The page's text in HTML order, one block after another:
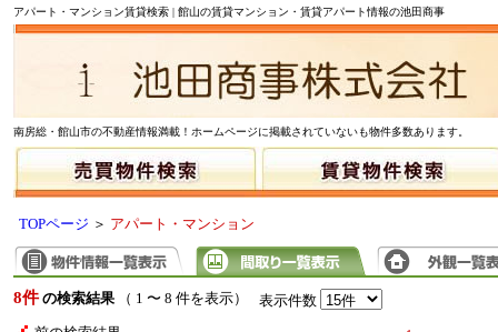
アパート・マンション賃貸検索 | 館山の賃貸マンション・賃貸アパート情報の池田商事
南房総・館山市の不動産情報満載！ホームページに掲載されていないも物件多数あります。
TOPページ ＞ アパート・マンション
8件 の検索結果 （ 1 〜 8 件を表示） 表示件数